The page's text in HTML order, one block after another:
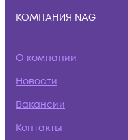
КОМПАНИЯ NAG
О компании
Новости
Вакансии
Контакты